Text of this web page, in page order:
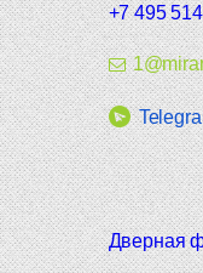
+7 495
Дверная